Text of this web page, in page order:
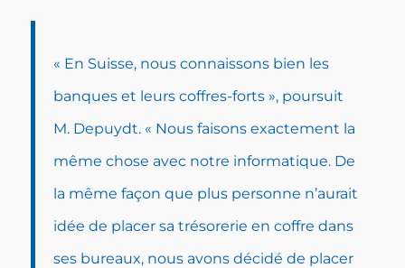
« En Suisse, nous connaissons bien les
banques et leurs coffres-forts », poursuit
M. Depuydt. « Nous faisons exactement la
même chose avec notre informatique. De
la même façon que plus personne n’aurait
idée de placer sa trésorerie en coffre dans
ses bureaux, nous avons décidé de placer